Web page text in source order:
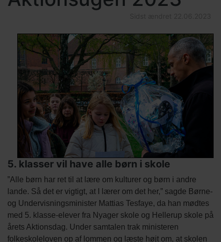
elementer
Billede
Image
Titel
5. klasser vil have alle børn i skole
Tekst
afsnit
”Alle børn har ret til at lære om kulturer og børn i andre
lande. Så det er vigtigt, at I lærer om det her,” sagde Børne-
og Undervisningsminister Mattias Tesfaye, da han mødtes
med 5. klasse-elever fra Nyager skole og Hellerup skole på
årets Aktionsdag. Under samtalen trak ministeren
folkeskoleloven op af lommen og læste højt om, at skolen